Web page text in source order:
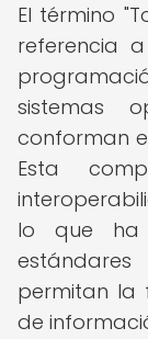
El término
referencia
sistemas
conforman
Esta
lo que ha
permitan la
de